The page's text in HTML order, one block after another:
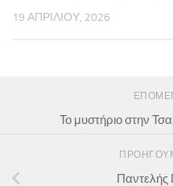
19 ΑΠΡΙΛΊΟΥ, 2026
Το μυστήριο στην
Παντελής